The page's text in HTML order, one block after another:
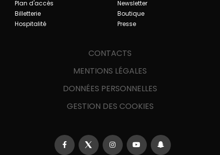
Plan d'accès
Billetterie
Hospitalité
Newsletter
Boutique
Presse
CONTACTS
MENTIONS LÉGALES
DONNÉES PERSONNELLES
GESTION DES COOKIES